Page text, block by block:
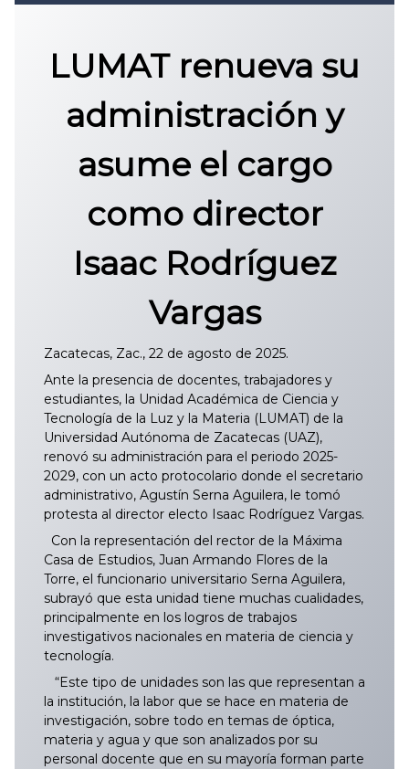
CONVOCATORIA DE INGRESO UAZ
LUMAT renueva su
administración y
asume el cargo
como director
Isaac Rodríguez
Vargas
Zacatecas, Zac., 22 de agosto de 2025.
Ante la presencia de docentes, trabajadores y
estudiantes, la Unidad Académica de Ciencia y
Tecnología de la Luz y la Materia (LUMAT) de la
Universidad Autónoma de Zacatecas (UAZ),
renovó su administración para el periodo 2025-
2029, con un acto protocolario donde el secretario
administrativo, Agustín Serna Aguilera, le tomó
protesta al director electo Isaac Rodríguez Vargas.
Con la representación del rector de la Máxima
Casa de Estudios, Juan Armando Flores de la
Torre, el funcionario universitario Serna Aguilera,
subrayó que esta unidad tiene muchas cualidades,
principalmente en los logros de trabajos
investigativos nacionales en materia de ciencia y
tecnología.
“Este tipo de unidades son las que representan a
la institución, la labor que se hace en materia de
investigación, sobre todo en temas de óptica,
materia y agua y que son analizados por su
personal docente que en su mayoría forman parte